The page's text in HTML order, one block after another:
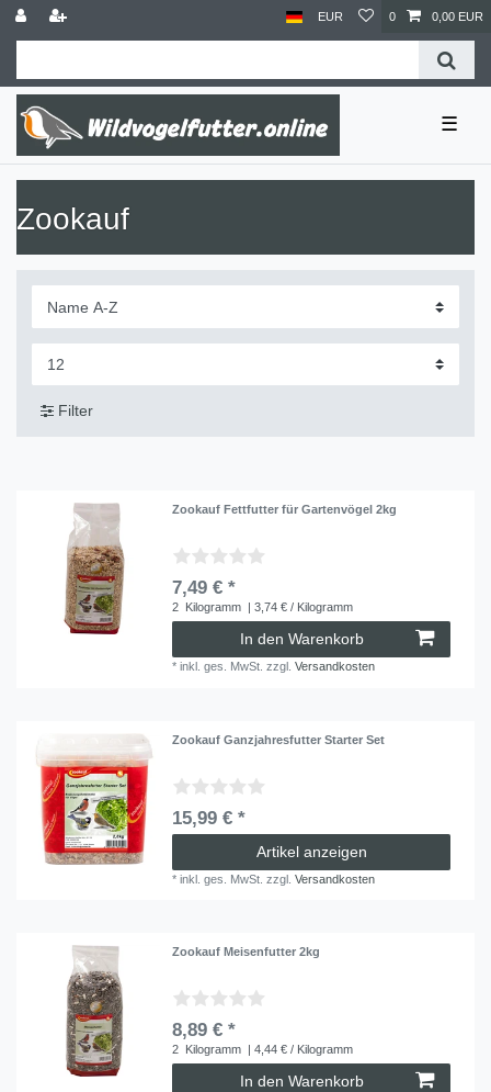
EUR 0 0,00 EUR
☰
Zookauf
Filter
Zookauf Fettfutter für Gartenvögel 2kg
7,49 € *
2 Kilogramm | 3,74 € / Kilogramm
In den Warenkorb
*inkl. ges. MwSt. zzgl.Versandkosten
Zookauf Ganzjahresfutter Starter Set
15,99 € *
Artikel anzeigen
*inkl. ges. MwSt. zzgl.Versandkosten
Zookauf Meisenfutter 2kg
8,89 € *
2 Kilogramm | 4,44 € / Kilogramm
In den Warenkorb